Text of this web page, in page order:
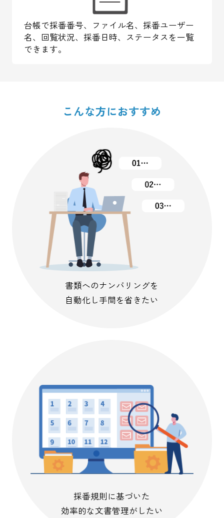
台帳で採番番号、ファイル名、採番ユーザー
名、回覧状況、採番日時、ステータスを一覧
できます。
こんな方におすすめ
書類へのナンバリングを
自動化し手間を省きたい
採番規則に基づいた
効率的な文書管理がしたい